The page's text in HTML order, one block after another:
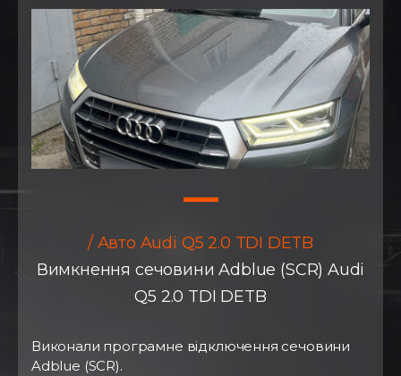
/ Авто Audi Q5 2.0 TDI DETB
Вимкнення сечовини Adblue (SCR) Audi
Q5 2.0 TDI DETB
Виконали програмне відключення сечовини
Adblue (SCR).